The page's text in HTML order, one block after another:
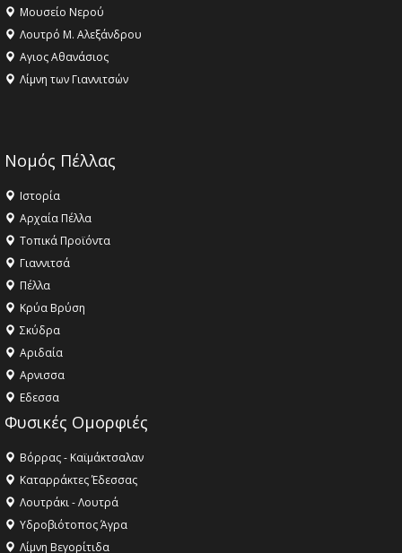
Μουσείο Νερού
Λουτρό Μ. Αλεξάνδρου
Αγιος Αθανάσιος
Λίμνη των Γιαννιτσών
Νομός Πέλλας
Ιστορία
Αρχαία Πέλλα
Τοπικά Προϊόντα
Γιαννιτσά
Πέλλα
Κρύα Βρύση
Σκύδρα
Αριδαία
Aρνισσα
Eδεσσα
Φυσικές Ομορφιές
Βόρρας - Καϊμάκτσαλαν
Καταρράκτες Έδεσσας
Λουτράκι - Λουτρά
Υδροβιότοπος Άγρα
Λίμνη Βεγορίτιδα